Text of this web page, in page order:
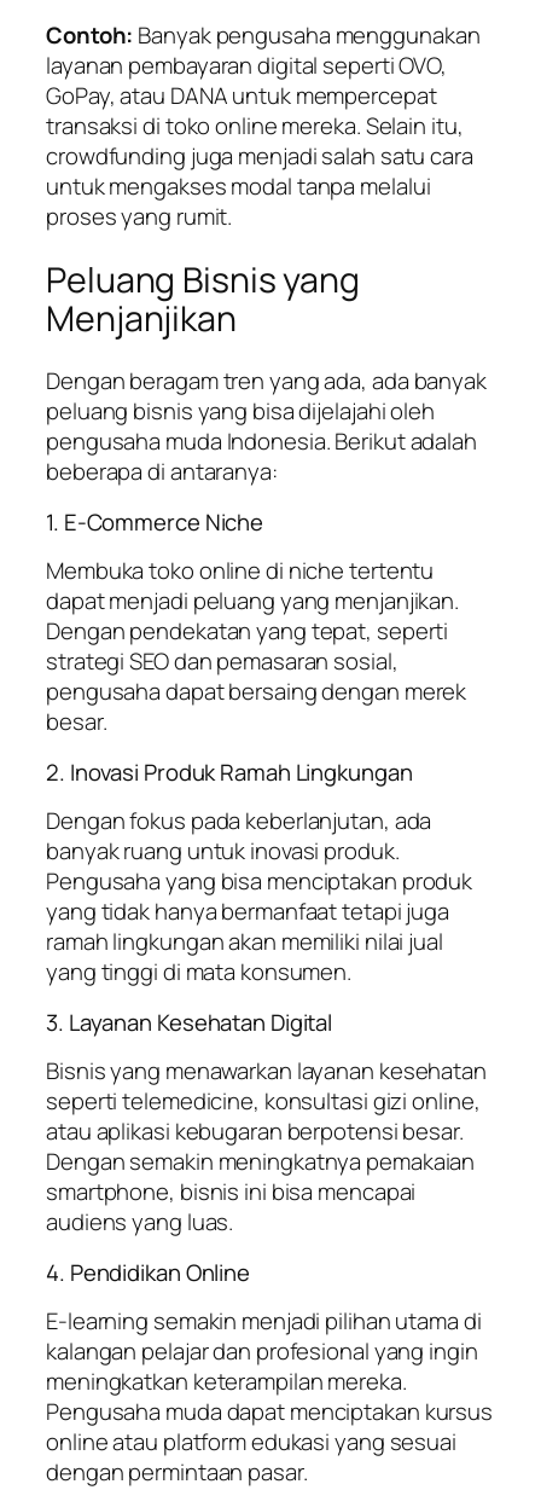
Contoh: Banyak pengusaha menggunakan
layanan pembayaran digital seperti OVO,
GoPay, atau DANA untuk mempercepat
transaksi di toko online mereka. Selain itu,
crowdfunding juga menjadi salah satu cara
untuk mengakses modal tanpa melalui
proses yang rumit.
Peluang Bisnis yang
Menjanjikan
Dengan beragam tren yang ada, ada banyak
peluang bisnis yang bisa dijelajahi oleh
pengusaha muda Indonesia. Berikut adalah
beberapa di antaranya:
1. E-Commerce Niche
Membuka toko online di niche tertentu
dapat menjadi peluang yang menjanjikan.
Dengan pendekatan yang tepat, seperti
strategi SEO dan pemasaran sosial,
pengusaha dapat bersaing dengan merek
besar.
2. Inovasi Produk Ramah Lingkungan
Dengan fokus pada keberlanjutan, ada
banyak ruang untuk inovasi produk.
Pengusaha yang bisa menciptakan produk
yang tidak hanya bermanfaat tetapi juga
ramah lingkungan akan memiliki nilai jual
yang tinggi di mata konsumen.
3. Layanan Kesehatan Digital
Bisnis yang menawarkan layanan kesehatan
seperti telemedicine, konsultasi gizi online,
atau aplikasi kebugaran berpotensi besar.
Dengan semakin meningkatnya pemakaian
smartphone, bisnis ini bisa mencapai
audiens yang luas.
4. Pendidikan Online
E-learning semakin menjadi pilihan utama di
kalangan pelajar dan profesional yang ingin
meningkatkan keterampilan mereka.
Pengusaha muda dapat menciptakan kursus
online atau platform edukasi yang sesuai
dengan permintaan pasar.